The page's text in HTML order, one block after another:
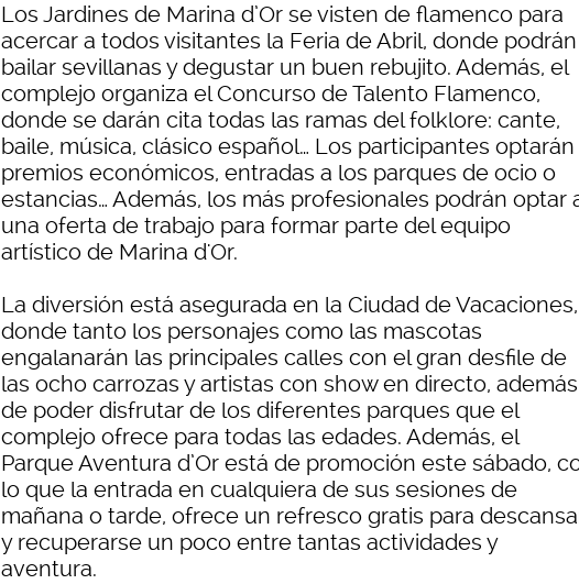
Los Jardines de Marina d’Or se visten de flamenco para
acercar a todos visitantes la Feria de Abril, donde podrán
bailar sevillanas y degustar un buen rebujito. Además, el
complejo organiza el Concurso de Talento Flamenco,
donde se darán cita todas las ramas del folklore: cante,
baile, música, clásico español… Los participantes optarán
premios económicos, entradas a los parques de ocio o
estancias… Además, los más profesionales podrán optar
una oferta de trabajo para formar parte del equipo
artístico de Marina d'Or.
La diversión está asegurada en la Ciudad de Vacaciones,
donde tanto los personajes como las mascotas
engalanarán las principales calles con el gran desfile de
las ocho carrozas y artistas con show en directo, además
de poder disfrutar de los diferentes parques que el
complejo ofrece para todas las edades. Además, el
Parque Aventura d’Or está de promoción este sábado,
lo que la entrada en cualquiera de sus sesiones de
mañana o tarde, ofrece un refresco gratis para
y recuperarse un poco entre tantas actividades y
aventura.